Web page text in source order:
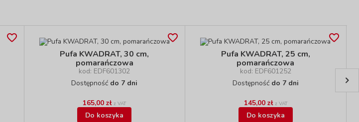
Pufa KWADRAT, 30 cm,
pomarańczowa
kod: EDF601302
Dostępność do 7 dni
165,00 zł z VAT
Do koszyka
Pufa KWADRAT, 25 cm,
pomarańczowa
kod: EDF601252
Dostępność do 7 dni
145,00 zł z VAT
Do koszyka